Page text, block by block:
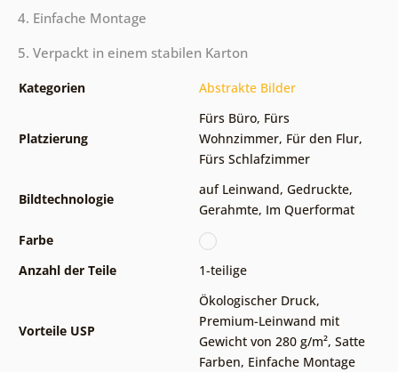
4. Einfache Montage
5. Verpackt in einem stabilen Karton
Kategorien Abstrakte Bilder
Platzierung
Fürs Büro, Fürs
Wohnzimmer, Für den Flur,
Fürs Schlafzimmer
Bildtechnologie
auf Leinwand, Gedruckte,
Gerahmte, Im Querformat
Farbe
Anzahl der Teile
1-teilige
Vorteile USP
Ökologischer Druck,
Premium-Leinwand mit
Gewicht von 280 g/m², Satte
Farben, Einfache Montage